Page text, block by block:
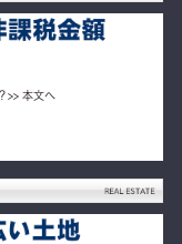
>> 本文へ